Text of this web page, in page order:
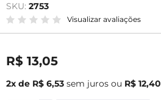
SKU: 2753
Visualizar avaliações
R$ 13,05
2x de R$ 6,53 sem juros ou R$ 12,40